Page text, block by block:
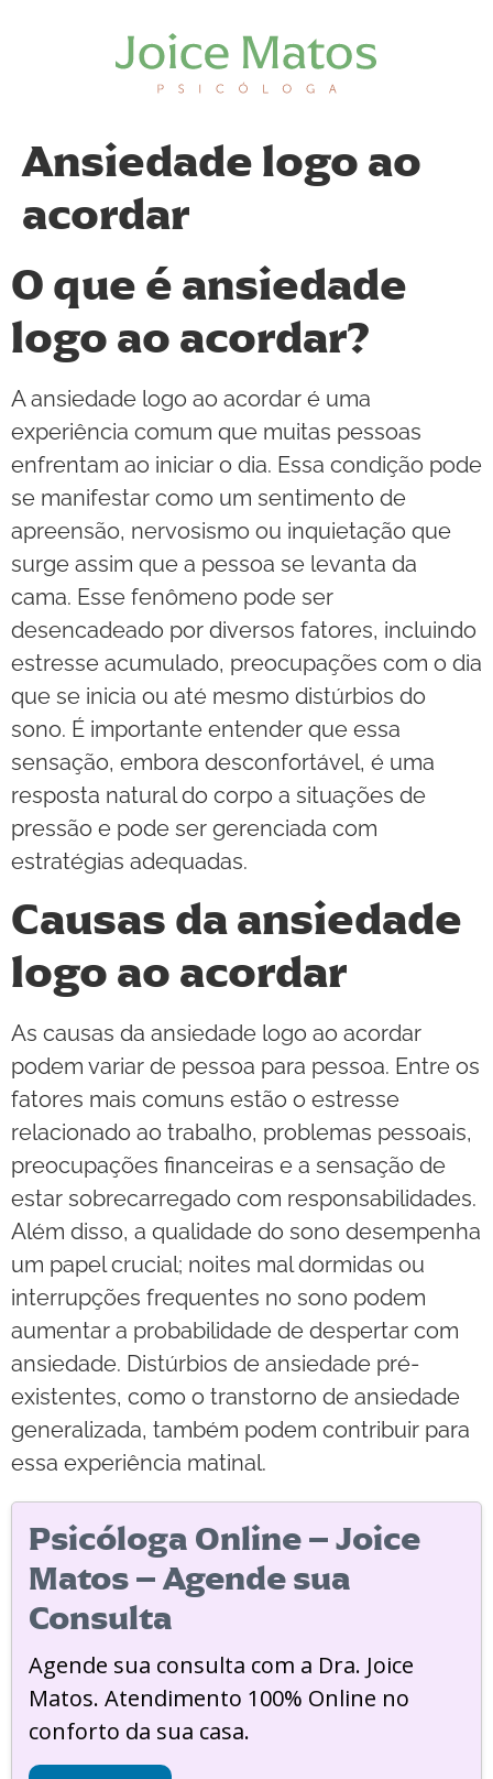
Ansiedade logo ao
acordar
O que é ansiedade
logo ao acordar?
A ansiedade logo ao acordar é uma
experiência comum que muitas pessoas
enfrentam ao iniciar o dia. Essa condição pode
se manifestar como um sentimento de
apreensão, nervosismo ou inquietação que
surge assim que a pessoa se levanta da
cama. Esse fenômeno pode ser
desencadeado por diversos fatores, incluindo
estresse acumulado, preocupações com o dia
que se inicia ou até mesmo distúrbios do
sono. É importante entender que essa
sensação, embora desconfortável, é uma
resposta natural do corpo a situações de
pressão e pode ser gerenciada com
estratégias adequadas.
Causas da ansiedade
logo ao acordar
As causas da ansiedade logo ao acordar
podem variar de pessoa para pessoa. Entre os
fatores mais comuns estão o estresse
relacionado ao trabalho, problemas pessoais,
preocupações financeiras e a sensação de
estar sobrecarregado com responsabilidades.
Além disso, a qualidade do sono desempenha
um papel crucial; noites mal dormidas ou
interrupções frequentes no sono podem
aumentar a probabilidade de despertar com
ansiedade. Distúrbios de ansiedade pré-
existentes, como o transtorno de ansiedade
generalizada, também podem contribuir para
essa experiência matinal.
Psicóloga Online – Joice
Matos – Agende sua
Consulta
Agende sua consulta com a Dra. Joice
Matos. Atendimento 100% Online no
conforto da sua casa.